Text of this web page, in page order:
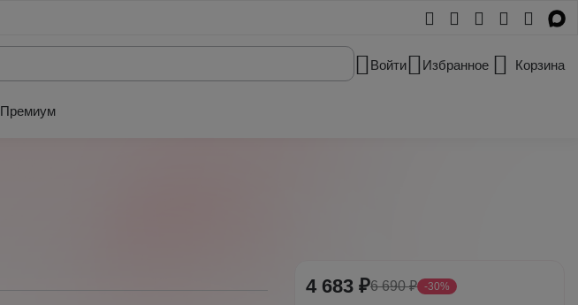
Войти Избранное Корзина
Премиум
4 683 ₽6 690 ₽ -30%